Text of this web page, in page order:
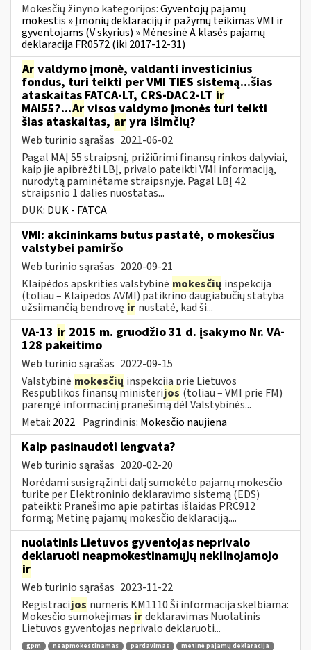
Mokesčių žinyno kategorijos:Gyventojų pajamų
mokestis » Įmonių deklaracijų ir pažymų teikimas VMI ir
gyventojams (V skyrius) » Mėnesinė A klasės pajamų
deklaracija FR0572 (iki 2017-12-31)
Ar valdymo įmonė, valdanti investicinius
fondus, turi teikti per VMI TIES sistemą...šias
ataskaitas FATCA-LT, CRS-DAC2-LT ir
MAI55?...Ar visos valdymo įmonės turi teikti
šias ataskaitas, ar yra išimčių?
Web turinio sąrašas 2021-06-02
Pagal MAĮ 55 straipsnį, prižiūrimi finansų rinkos dalyviai,
kaip jie apibrėžti LBĮ, privalo pateikti VMI informaciją,
nurodytą paminėtame straipsnyje. Pagal LBĮ 42
straipsnio 1 dalies nuostatas...
DUK: DUK - FATCA
VMI: akcininkams butus pastatė, o mokesčius
valstybei pamiršo
Web turinio sąrašas 2020-09-21
Klaipėdos apskrities valstybinė mokesčių inspekcija
(toliau – Klaipėdos AVMI) patikrino daugiabučių statyba
užsiimančią bendrovę ir nustatė, kad ši...
VA-13 ir 2015 m. gruodžio 31 d. įsakymo Nr. VA-
128 pakeitimo
Web turinio sąrašas 2022-09-15
Valstybinė mokesčių inspekcija prie Lietuvos
Respublikos finansų ministerijos (toliau – VMI prie FM)
parengė informacinį pranešimą dėl Valstybinės...
Metai: 2022 Pagrindinis: Mokesčio naujiena
Kaip pasinaudoti lengvata?
Web turinio sąrašas 2020-02-20
Norėdami susigrąžinti dalį sumokėto pajamų mokesčio
turite per Elektroninio deklaravimo sistemą (EDS)
pateikti: Pranešimo apie patirtas išlaidas PRC912
formą; Metinę pajamų mokesčio deklaraciją....
nuolatinis Lietuvos gyventojas neprivalo
deklaruoti neapmokestinamųjų nekilnojamojo
ir
Web turinio sąrašas 2023-11-22
Registracijos numeris KM1110 Ši informacija skelbiama:
Mokesčio sumokėjimas irdeklaravimas Nuolatinis
Lietuvos gyventojas neprivalo deklaruoti...
gpm neapmokestinamas pardavimas metinė pajamų deklaracija